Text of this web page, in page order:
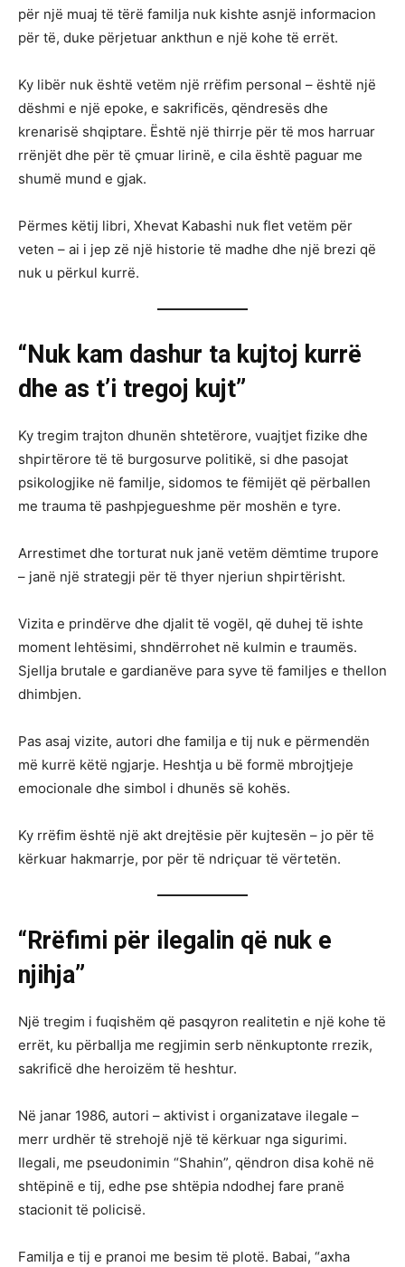
për një muaj të tërë familja nuk kishte asnjë informacion
për të, duke përjetuar ankthun e një kohe të errët.
Ky libër nuk është vetëm një rrëfim personal – është një
dëshmi e një epoke, e sakrificës, qëndresës dhe
krenarisë shqiptare. Është një thirrje për të mos harruar
rrënjët dhe për të çmuar lirinë, e cila është paguar me
shumë mund e gjak.
Përmes këtij libri, Xhevat Kabashi nuk flet vetëm për
veten – ai i jep zë një historie të madhe dhe një brezi që
nuk u përkul kurrë.
“Nuk kam dashur ta kujtoj kurrë
dhe as t’i tregoj kujt”
Ky tregim trajton dhunën shtetërore, vuajtjet fizike dhe
shpirtërore të të burgosurve politikë, si dhe pasojat
psikologjike në familje, sidomos te fëmijët që përballen
me trauma të pashpjegueshme për moshën e tyre.
Arrestimet dhe torturat nuk janë vetëm dëmtime trupore
– janë një strategji për të thyer njeriun shpirtërisht.
Vizita e prindërve dhe djalit të vogël, që duhej të ishte
moment lehtësimi, shndërrohet në kulmin e traumës.
Sjellja brutale e gardianëve para syve të familjes e thellon
dhimbjen.
Pas asaj vizite, autori dhe familja e tij nuk e përmendën
më kurrë këtë ngjarje. Heshtja u bë formë mbrojtjeje
emocionale dhe simbol i dhunës së kohës.
Ky rrëfim është një akt drejtësie për kujtesën – jo për të
kërkuar hakmarrje, por për të ndriçuar të vërtetën.
“Rrëfimi për ilegalin që nuk e
njihja”
Një tregim i fuqishëm që pasqyron realitetin e një kohe të
errët, ku përballja me regjimin serb nënkuptonte rrezik,
sakrificë dhe heroizëm të heshtur.
Në janar 1986, autori – aktivist i organizatave ilegale –
merr urdhër të strehojë një të kërkuar nga sigurimi.
Ilegali, me pseudonimin “Shahin”, qëndron disa kohë në
shtëpinë e tij, edhe pse shtëpia ndodhej fare pranë
stacionit të policisë.
Familja e tij e pranoi me besim të plotë. Babai, “axha